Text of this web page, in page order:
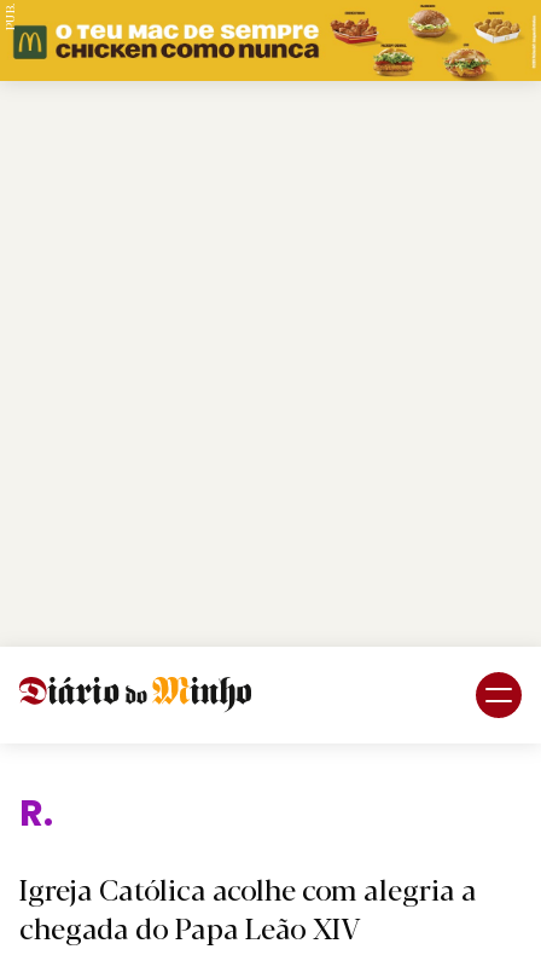
PUB.
Relig
Igreja Católica acolhe com alegria a
chegada do Papa Leão XIV